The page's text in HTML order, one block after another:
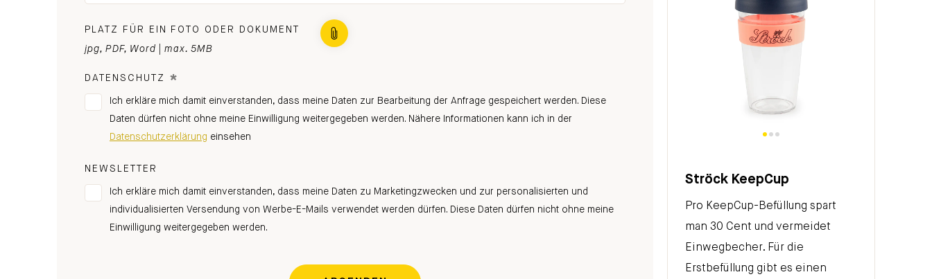
PLATZ FÜR EIN FOTO ODER DOKUMENT
jpg, PDF, Word | max. 5MB
DATENSCHUTZ *
Ich erkläre mich damit einverstanden, dass meine Daten zur Bearbeitung der Anfrage gespeichert werden. Diese
Daten dürfen nicht ohne meine Einwilligung weitergegeben werden. Nähere Informationen kann ich in der
Datenschutzerklärung einsehen
NEWSLETTER
Ich erkläre mich damit einverstanden, dass meine Daten zu Marketingzwecken und zur personalisierten und
individualisierten Versendung von Werbe-E-Mails verwendet werden dürfen. Diese Daten dürfen nicht ohne meine
Einwilligung weitergegeben werden.
Ströck KeepCup
Pro KeepCup-Befüllung spart
man 30 Cent und vermeidet
Einwegbecher. Für die
Erstbefüllung gibt es einen